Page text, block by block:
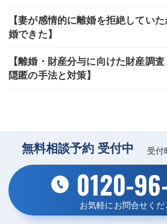
【妻が感情的に離婚を拒絶してい
婚できた】
【離婚・財産分与に向けた財産調
隠匿の手法と対策】
無料相談予約 受付中 受付
0120-
お気軽にお問合せくだ